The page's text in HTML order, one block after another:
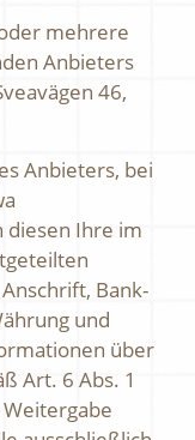
mehrere
Anbieters
46,
Anbieters, bei
diesen Ihre im
Bank-
und
über
Art. 6 Abs. 1